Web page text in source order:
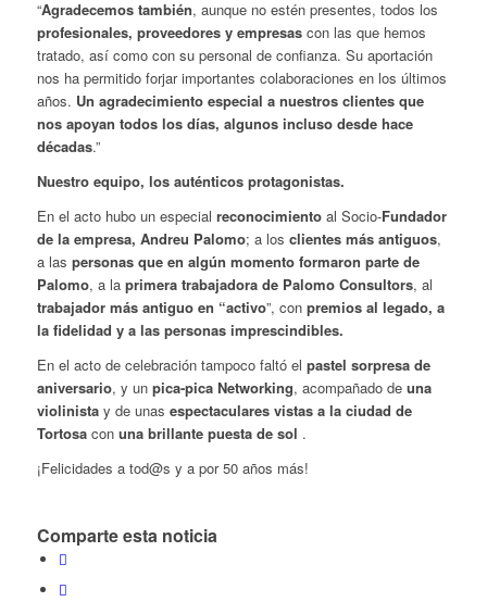
“Agradecemos también, aunque no estén presentes, todos los
profesionales, proveedores y empresascon las que hemos
tratado, así como con su personal de confianza. Su aportación
nos ha permitido forjar importantes colaboraciones en los últimos
años. Un agradecimiento especial a nuestros clientes que
nos apoyan todos los días, algunos incluso desde hace
décadas.”
Nuestro equipo, los auténticos protagonistas.
En el acto hubo un especial reconocimientoal Socio-Fundador
de la empresa, Andreu Palomo; a los clientes más antiguos,
a las personas que en algún momento formaron parte de
Palomo, a la primera trabajadora de Palomo Consultors, al
trabajador más antiguo en “activo”, con premios al legado, a
la fidelidad y a las personas imprescindibles.
En el acto de celebración tampoco faltó el pastel sorpresa de
aniversario, y un pica-pica Networking, acompañado de una
violinistay de unas espectaculares vistas a la ciudad de
Tortosacon una brillante puesta de sol .
¡Felicidades a tod@s y a por 50 años más!
Comparte esta noticia